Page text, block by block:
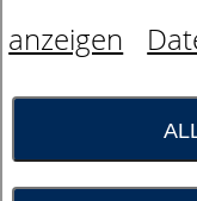
anzeigen